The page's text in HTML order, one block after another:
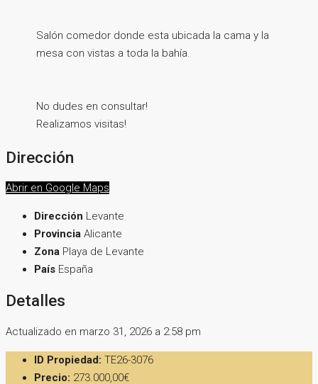
Salón comedor donde esta ubicada la cama y la
mesa con vistas a toda la bahía.
No dudes en consultar!
Realizamos visitas!
Dirección
Abrir en Google Maps
Dirección Levante
Provincia Alicante
Zona Playa de Levante
País España
Detalles
Actualizado en marzo 31, 2026 a 2:58 pm
ID Propiedad: TE26-3076
Precio: 273.000,00€